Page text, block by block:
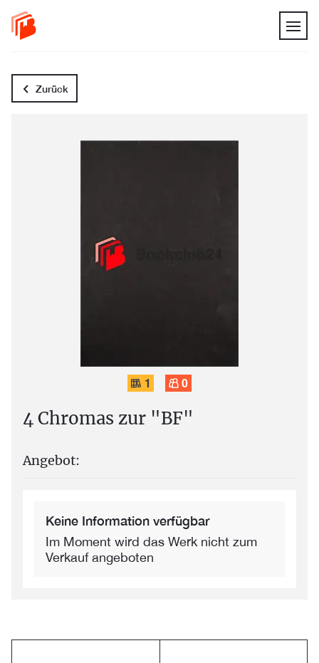
Zurück
1 0
4 Chromas zur "BF"
Angebot:
Keine Information verfügbar
Im Moment wird das Werk nicht zum
Verkauf angeboten